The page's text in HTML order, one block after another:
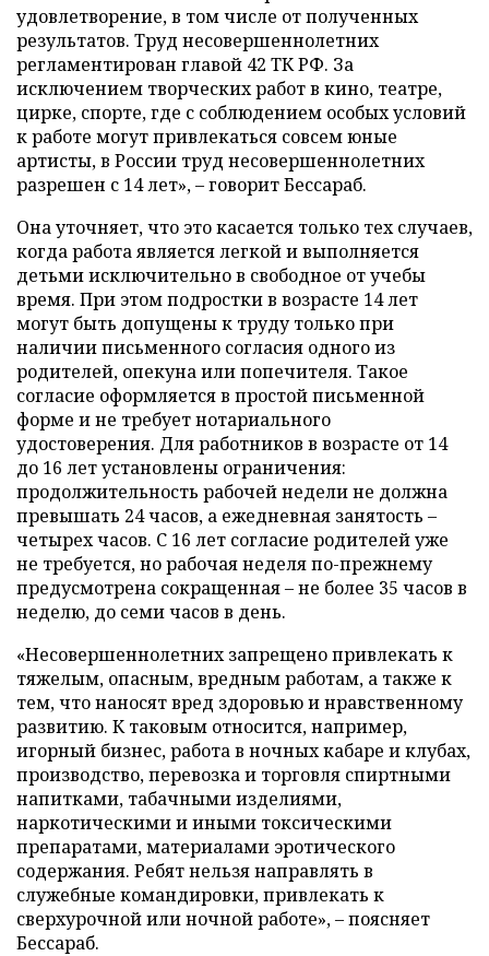
удовлетворение, в том числе от полученных
результатов. Труд несовершеннолетних
регламентирован главой 42 ТК РФ. За
исключением творческих работ в кино, театре,
цирке, спорте, где с соблюдением особых условий
к работе могут привлекаться совсем юные
артисты, в России труд несовершеннолетних
разрешен с 14 лет», – говорит Бессараб.
Она уточняет, что это касается только тех случаев,
когда работа является легкой и выполняется
детьми исключительно в свободное от учебы
время. При этом подростки в возрасте 14 лет
могут быть допущены к труду только при
наличии письменного согласия одного из
родителей, опекуна или попечителя. Такое
согласие оформляется в простой письменной
форме и не требует нотариального
удостоверения. Для работников в возрасте от 14
до 16 лет установлены ограничения:
продолжительность рабочей недели не должна
превышать 24 часов, а ежедневная занятость –
четырех часов. С 16 лет согласие родителей уже
не требуется, но рабочая неделя по-прежнему
предусмотрена сокращенная – не более 35 часов в
неделю, до семи часов в день.
«Несовершеннолетних запрещено привлекать к
тяжелым, опасным, вредным работам, а также к
тем, что наносят вред здоровью и нравственному
развитию. К таковым относится, например,
игорный бизнес, работа в ночных кабаре и клубах,
производство, перевозка и торговля спиртными
напитками, табачными изделиями,
наркотическими и иными токсическими
препаратами, материалами эротического
содержания. Ребят нельзя направлять в
служебные командировки, привлекать к
сверхурочной или ночной работе», – поясняет
Бессараб.